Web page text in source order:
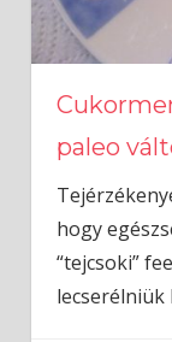
paleo
hogy
“tejcsoki”
lecserélniük